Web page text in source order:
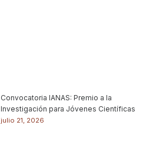
Convocatoria IANAS: Premio a la
Investigación para Jóvenes Científicas
julio 21, 2026